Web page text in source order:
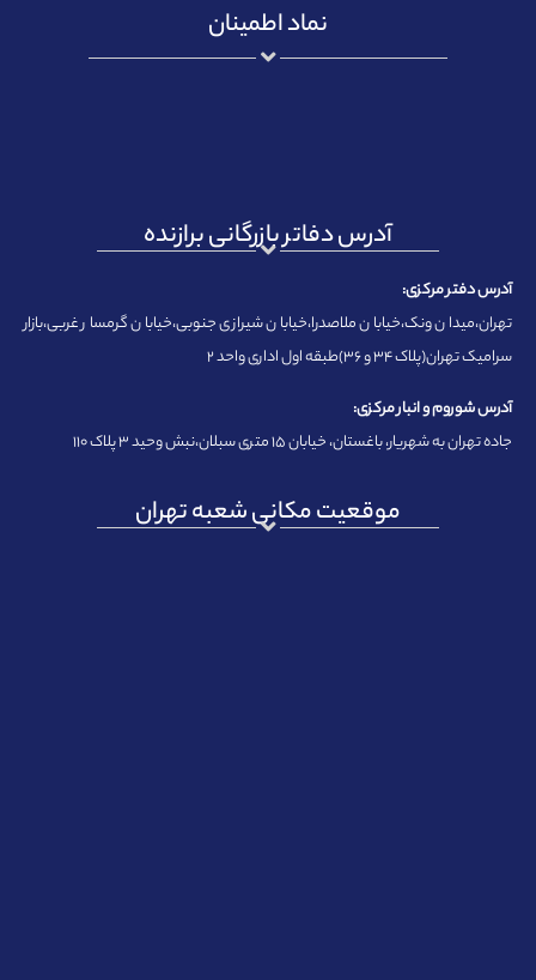
نماد اطمینان
آدرس دفاتر بازرگانی برازنده
آدرس دفتر مرکزی:
تهران،میدان ونک،خیابان ملاصدرا،خیابان شیرازی جنوبی،خیابان گرمسار غربی،بازار
سرامیک تهران(پلاک ۳۴ و ۳۶)طبقه اول اداری واحد ۲
آدرس شوروم و انبار مرکزی:
جاده تهران به شهریار، باغستان، خیابان ۱۵ متری سبلان،نبش وحید ۳ پلاک ۱۱۰
موقعیت مکانی شعبه تهران